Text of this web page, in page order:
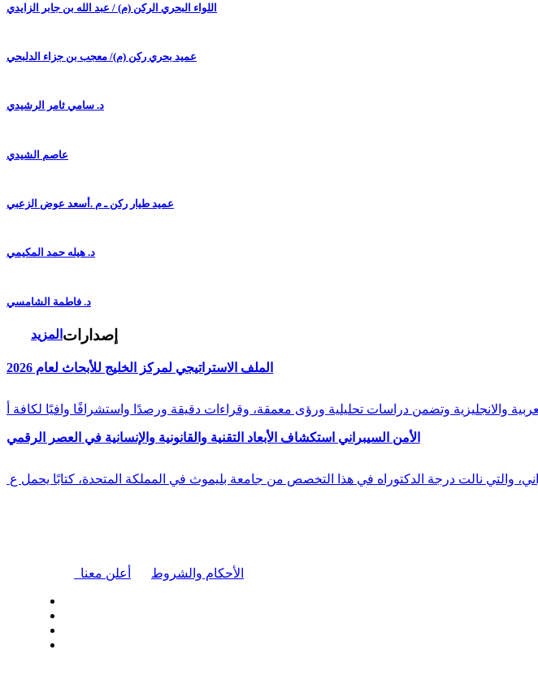
اللواء البحري الركن (م) / عبد الله بن جابر الزايدي
عميد بحري ركن (م)/ معجب بن جزاء الدلبحي
د. سامي ثامر الرشيدي
عاصم الشيدي
عميد طيار ركن ـ م .أسعد عوض الزعبي
د. هيله حمد المكيمي
د. فاطمة الشامسي
المزيد إصدارات
الملف الاستراتيجي لمركز الخليج للأبحاث لعام 2026
الأمن السيبراني استكشاف الأبعاد التقنية والقانونية والإنسانية في العصر الرقمي
والتي نالت درجة الدكتوراه في هذا التخصص من جامعة بليموث في المملكة المتحدة، كتابًا يحمل ع
أعلن معنا الأحكام والشروط